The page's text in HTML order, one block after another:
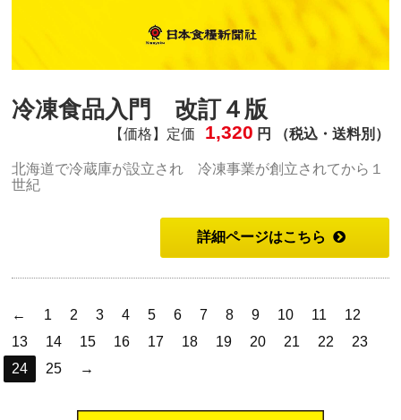
冷凍食品入門 改訂４版
【価格】定価 1,320 円 （税込・送料別）
北海道で冷蔵庫が設立され 冷凍事業が創立されてから１
世紀
詳細ページはこちら
← 1 2 3 4 5 6 7 8 9 10 11
12
13
14 15 16 17 18 19 20 21 22
23
24
25 →